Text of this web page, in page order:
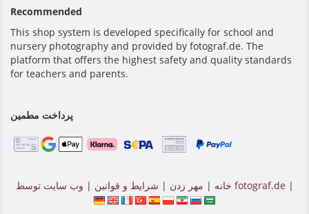
Recommended
This shop system is developed specifically for school and
nursery photography and provided by fotograf.de. The
platform that offers the highest safety and quality standards
for teachers and parents.
پرداخت مطمین
خانه | مهر زدن | شرایط و قوانین | وب سایت توسط fotograf.de |